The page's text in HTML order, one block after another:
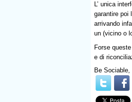
L’ unica
garantire poi
arrivando
un (vicino o
Forse
e di
Be Sociable,